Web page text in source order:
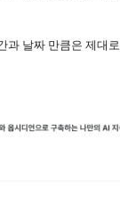
과 날짜 만큼은 제대